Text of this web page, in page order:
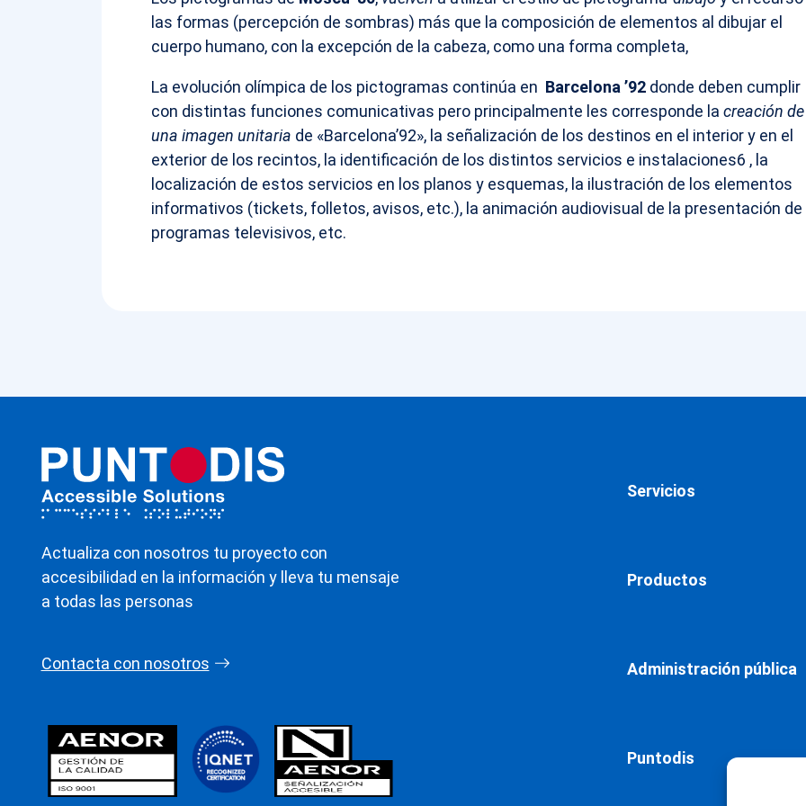
las formas (percepción de sombras) más que la composición de elementos al dibujar el
cuerpo humano, con la excepción de la cabeza, como una forma completa,
La evolución olímpica de los pictogramas continúa en Barcelona ’92 donde deben cumplir
con distintas funciones comunicativas pero principalmente les corresponde la creación de
una imagen unitaria de «Barcelona’92», la señalización de los destinos en el interior y en el
exterior de los recintos, la identificación de los distintos servicios e instalaciones6 , la
localización de estos servicios en los planos y esquemas, la ilustración de los elementos
informativos (tickets, folletos, avisos, etc.), la animación audiovisual de la presentación de
programas televisivos, etc.
Actualiza con nosotros tu proyecto con
accesibilidad en la información y lleva tu mensaje
a todas las personas
Contacta con nosotros
Servicios
Productos
Administración pública
Puntodis